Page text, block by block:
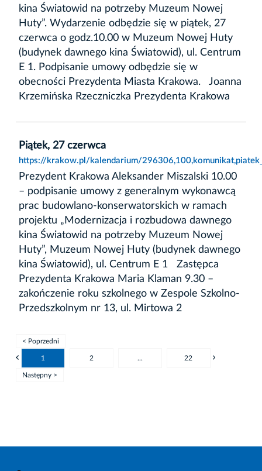
kina Światowid na potrzeby Muzeum Nowej
Huty”. Wydarzenie odbędzie się w piątek, 27
czerwca o godz.10.00 w Muzeum Nowej Huty
(budynek dawnego kina Światowid), ul. Centrum
E 1. Podpisanie umowy odbędzie się w
obecności Prezydenta Miasta Krakowa. Joanna
Krzemińska Rzeczniczka Prezydenta Krakowa
Piątek, 27 czerwca
https://krakow.pl/kalendarium/
Prezydent Krakowa Aleksander Miszalski 10.00
– podpisanie umowy z generalnym wykonawcą
prac budowlano-konserwatorskich w ramach
projektu „Modernizacja i rozbudowa dawnego
kina Światowid na potrzeby Muzeum Nowej
Huty”, Muzeum Nowej Huty (budynek dawnego
kina Światowid), ul. Centrum E 1 Zastępca
Prezydenta Krakowa Maria Klaman 9.30 –
zakończenie roku szkolnego w Zespole Szkolno-
Przedszkolnym nr 13, ul. Mirtowa 2
< Poprzedni
1 2 ... 22
Następny >